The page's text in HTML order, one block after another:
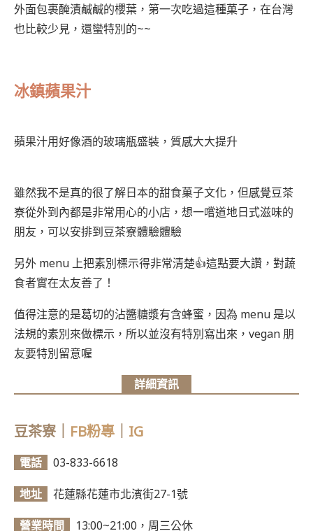
外面包裹醃漬鹹鹹的櫻葉，第一次吃過這種菓子，在台灣
也比較少見，還蠻特別的~~
冰鎮蘋果汁
蘋果汁用好像酒的玻璃瓶盛裝，質感大大提升
雖然我不是真的很了解日本的甜食菓子文化，但感覺豆茶
寮從外到內都是非常用心的小店，想一嚐道地日式滋味的
朋友，可以安排到豆茶寮體驗體驗
另外 menu 上把素別標示得非常清楚👍這點要大讚，對蔬
食者實在太友善了！
值得注意的是葛切的沾醬糖漿有含蜂蜜，因為 menu 是以
法規的素別來做標示，所以並沒有特別寫出來，vegan 朋
友要特別留意喔
詳細資訊
豆茶寮 FB粉專 IG
電話 03-833-6618
地址 花蓮縣花蓮市北濱街27-1號
營業時間 13:00~21:00，周三公休